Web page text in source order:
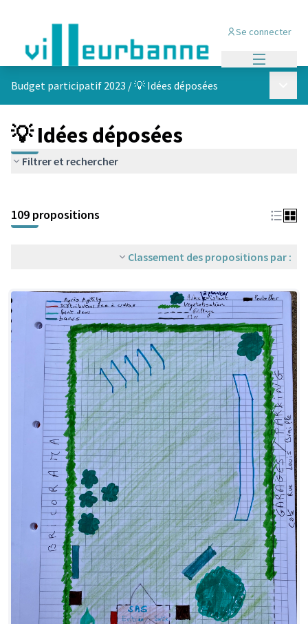
Se connecter
Budget participatif 2023 /💡 Idées déposées
💡 Idées déposées
Filtrer et rechercher
+
−
109 propositions
Classement des propositions par :